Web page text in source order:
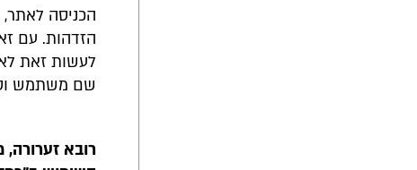
הכניסה
הזדהות. עם
לעשות זאת
שם משתמש